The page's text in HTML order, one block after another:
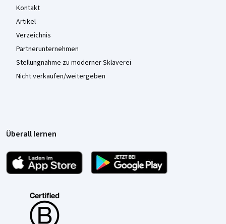
Kontakt
Artikel
Verzeichnis
Partnerunternehmen
Stellungnahme zu moderner Sklaverei
Nicht verkaufen/weitergeben
Überall lernen